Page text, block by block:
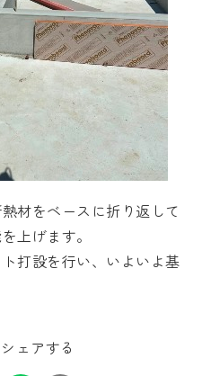
材をベースに折り返して
上げます。
打設を行い、いよいよ基
ェアする